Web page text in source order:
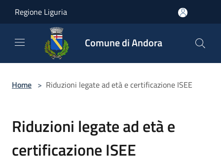
Regione Liguria
Comune di Andora
Home > Riduzioni legate ad età e certificazione ISEE
Riduzioni legate ad età e
certificazione ISEE